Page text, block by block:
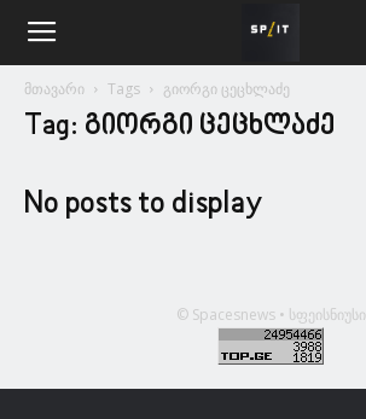
მთავარი Tags გიორგი ცეცხლაძე
Tag: გიორგი ცეცხლაძე
No posts to display
© Spacesnews • სფეისნიუსი